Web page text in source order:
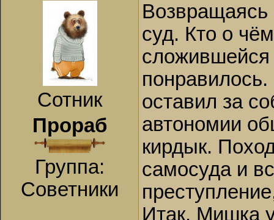
Сотник
Прораб
Группа:
Советники
Возвращаясь
суд. Кто о
сложившейся
оставил за
автономии
кирдык.
самосуда и
Итак, Мишка